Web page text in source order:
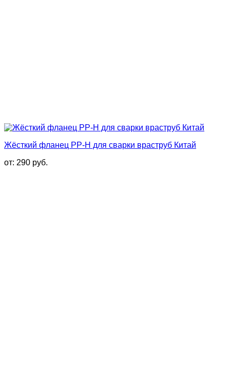
Жёсткий фланец PP-H для сварки враструб Китай
от: 290 руб.